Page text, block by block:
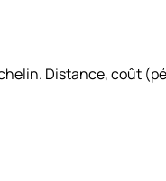
Distance, coût